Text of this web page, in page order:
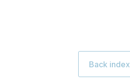
Back index